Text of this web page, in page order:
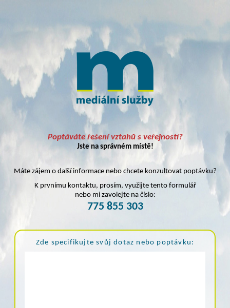
Poptáváte řešení vztahů s veřejností?
Jste na správném místě!
Máte zájem o další informace nebo chcete konzultovat poptávku?
K prvnímu kontaktu, prosím, využijte tento formulář
nebo mi zavolejte na číslo:
775 855 303
Zde specifikujte svůj dotaz nebo poptávku: